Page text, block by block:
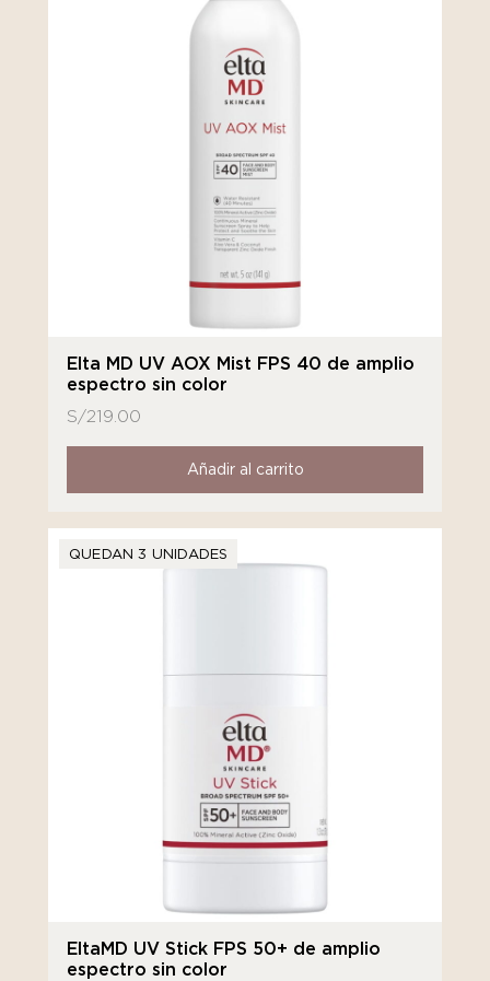
Elta MD UV AOX Mist FPS 40 de amplio
espectro sin color
S/219.00
Añadir al carrito
QUEDAN 3 UNIDADES
EltaMD UV Stick FPS 50+ de amplio
espectro sin color